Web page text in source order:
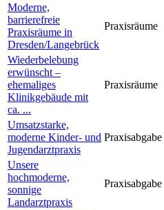
Moderne,
barrierefreie
Praxisräume in
Dresden/Langebrück
Praxisräume
Wiederbelebung
erwünscht –
ehemaliges
Klinikgebäude mit
ca. ...
Praxisräume
Umsatzstarke,
moderne Kinder- und
Jugendarztpraxis
Praxisabgabe
Unsere
hochmoderne,
sonnige
Landarztpraxis
Praxisabgabe